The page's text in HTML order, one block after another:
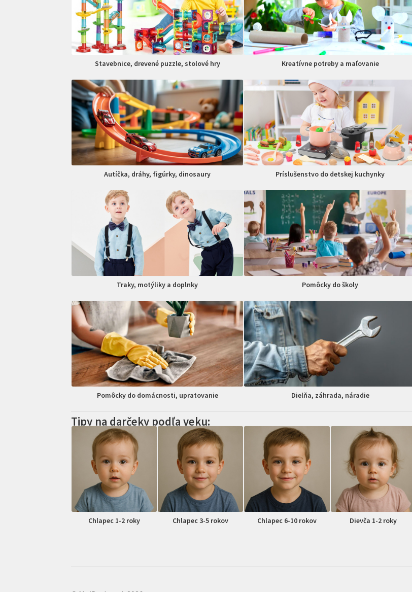
Stavebnice, drevené puzzle, stolové hry Kreatívne potreby a maľovanie
Autíčka, dráhy, figúrky, dinosaury Príslušenstvo do detskej kuchynky
Traky, motýliky a doplnky Pomôcky do školy
Pomôcky do domácnosti, upratovanie Dielňa, záhrada, náradie
Tipy na darčeky podľa veku:
Chlapec 1-2 roky Chlapec 3-5 rokov Chlapec 6-10 rokov Dievča 1-2 roky